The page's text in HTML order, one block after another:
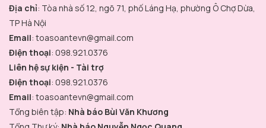
Địa chỉ: Tòa nhà số 12, ngõ 71, phố Láng Hạ, phường Ô Chợ Dừa,
TP Hà Nội
Email: toasoantevn@gmail.com
Điện thoại: 098.921.0376
Liên hệ sự kiện - Tài trợ
Điện thoại: 098.921.0376
Email: toasoantevn@gmail.com
Tổng biên tập: Nhà báo Bùi Văn Khương